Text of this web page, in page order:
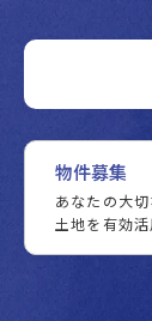
物件募集
あなたの大切
土地を有効活